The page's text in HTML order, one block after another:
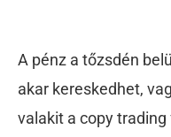
A pénz a tőzsdén
akar kereskedhet,
valakit a copy